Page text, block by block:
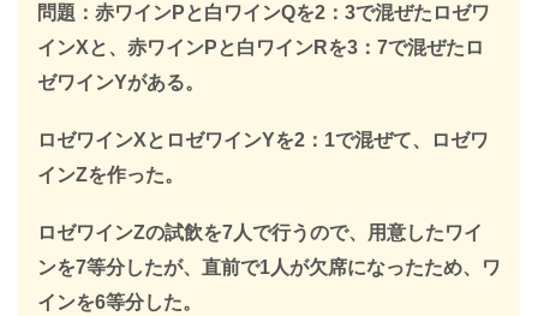
＞
※このページを開いたまま登録してください
問題：赤ワインPと白ワインQを2：3で混ぜたロゼワ
インXと、赤ワインPと白ワインRを3：7で混ぜたロ
ゼワインYがある。
ロゼワインXとロゼワインYを2：1で混ぜて、ロゼワ
インZを作った。
ロゼワインZの試飲を7人で行うので、用意したワイ
ンを7等分したが、直前で1人が欠席になったため、ワ
インを6等分した。